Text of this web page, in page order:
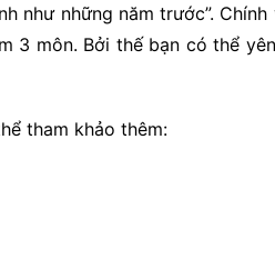
như những năm trước”.
3 môn. Bởi thế bạn có thể
tham khảo thêm: